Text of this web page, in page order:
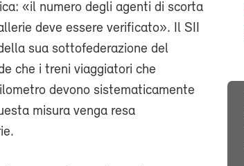
«il numero degli agenti di scorta
deve essere verificato». Il SII
sua sottofederazione del
che i treni viaggiatori che
devono sistematicamente
misura venga resa